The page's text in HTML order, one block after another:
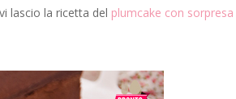
lascio la ricetta del plumcake con sorpresa